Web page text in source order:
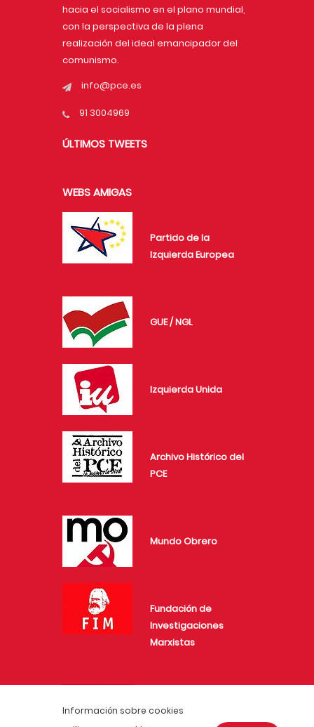
Información sobre cookies
hacia el socialismo en el plano mundial,
con la perspectiva de la plena
realización del ideal emancipador del
comunismo.
info@pce.es
91 3004969
ÚLTIMOS TWEETS
WEBS AMIGAS
Partido de la
Izquierda Europea
GUE / NGL
Izquierda Unida
Archivo Histórico del
PCE
Mundo Obrero
Fundación de
Investigaciones
Marxistas
Juventud Comunista